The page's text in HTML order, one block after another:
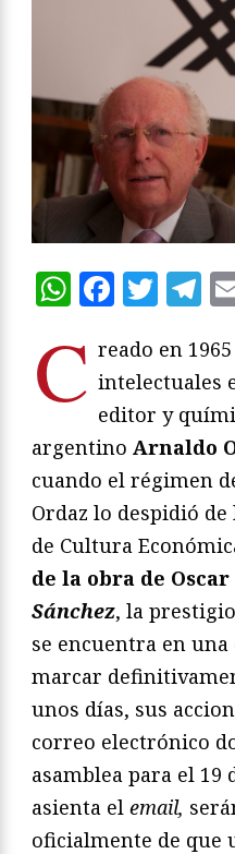
C reado en
intelectuales
editor y
argentino Arnaldo
cuando el régimen
Ordaz lo despidió
de Cultura
de la obra de
Sánchez, la
se encuentra en
marcar
unos días, sus
correo electrónico
asamblea para el 19
asienta el email,
oficialmente de que